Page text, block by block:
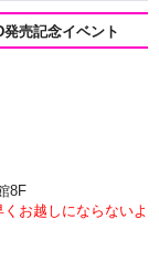
発売記念イベント
8F
お越しにならないよ